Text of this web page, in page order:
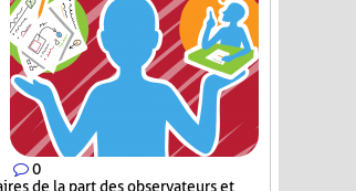
0
de la part des observateurs et